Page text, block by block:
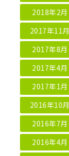
2018年2月
2017年11月
2017年8月
2017年4月
2017年1月
2016年10月
2016年7月
2016年4月